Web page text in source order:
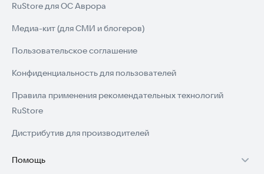
RuStore для ОС Аврора
Медиа-кит (для СМИ и блогеров)
Пользовательское соглашение
Конфиденциальность для пользователей
Правила применения рекомендательных технологий
RuStore
Дистрибутив для производителей
Помощь